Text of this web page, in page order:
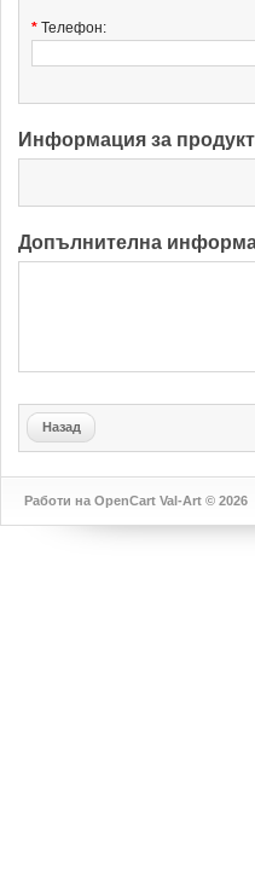
* Телефон:
Информация за
Допълнителна
Назад
Работи на OpenCart Val-Art © 2026